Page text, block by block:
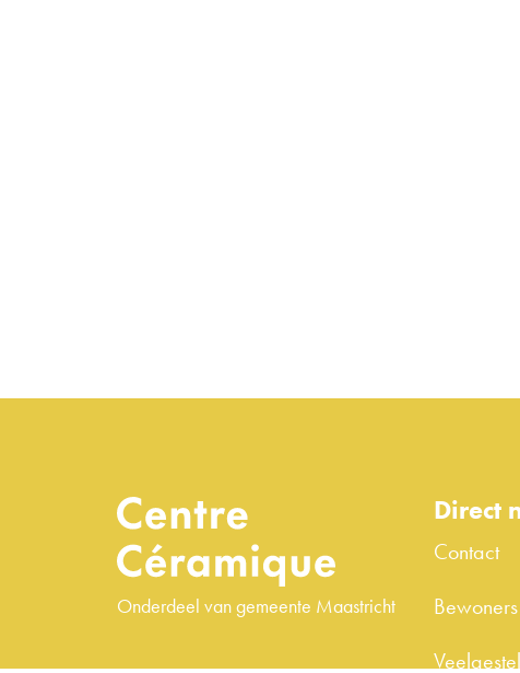
Onderdeel van gemeente Maastricht
Direct
Contact
Bewoners